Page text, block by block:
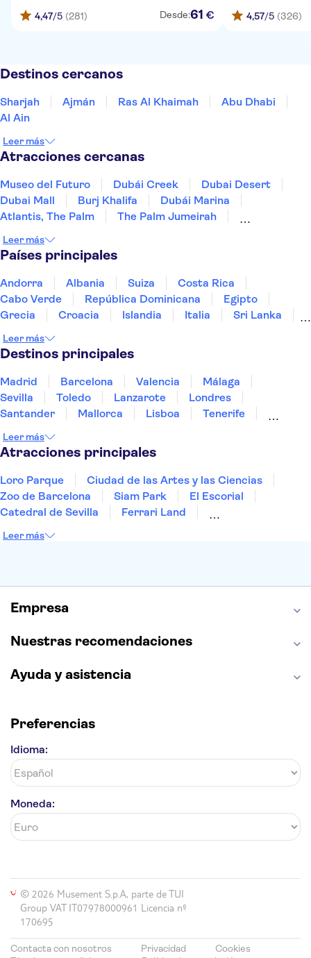
4,47/5 (281) Desde:61 € 4,57/5 (326)
Destinos cercanos
Sharjah Ajmán Ras Al Khaimah
Abu Dhabi
Al Ain
Leer más
Atracciones cercanas
Museo del Futuro Dubái Creek
Dubai Desert
Dubai Mall
Burj Khalifa
Dubái Marina
Atlantis, The Palm
The Palm Jumeirah
Acuario y zoo submarino de Dubái
Louvre Abu Dhabi
Ferrari World Abu Dhabi
Mezquita Sheikh Zayed
Desierto de Abu Dabi
Warner Bros World Abu Dabi
Leer más
Países principales
Andorra Albania Suiza
Costa Rica
Cabo Verde
República Dominicana
Egipto
Grecia
Croacia Islandia Italia
Sri Lanka
Portugal
Tailandia
Leer más
Destinos principales
Madrid Barcelona Valencia
Málaga
Sevilla
Toledo Lanzarote
Londres
Santander
Mallorca Lisboa
Tenerife
Bilbao
Menorca Granada
Leer más
Atracciones principales
Loro Parque
Ciudad de las Artes y las Ciencias
Zoo de Barcelona
Siam Park
El Escorial
Catedral de Sevilla
Ferrari Land
Montserrat
Parque Warner
Leer más
Empresa
Nuestras recomendaciones
Ayuda y asistencia
Preferencias
Idioma:
Moneda:
© 2026 Musement S.p.A, parte de TUI
Group VAT IT07978000961 Licencia nº
170695
Contacta con nosotros Privacidad
Cookies